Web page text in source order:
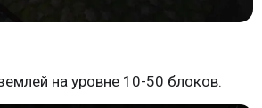
на уровне 10-50 блоков.